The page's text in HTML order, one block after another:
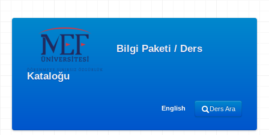
Bilgi Paketi / Ders
Kataloğu
English Ders Ara